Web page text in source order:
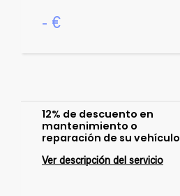
- €
12% de descuento en
mantenimiento o
reparación de su vehículo
Ver descripción del servicio